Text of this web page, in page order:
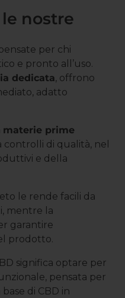
nostre
per chi
e pronto all’uso.
dedicata, offrono
adatto
materie prime
controlli di qualità, nel
e della
le rende facili da
mentre la
garantire
prodotto.
significa optare per
pensata per
di CBD in